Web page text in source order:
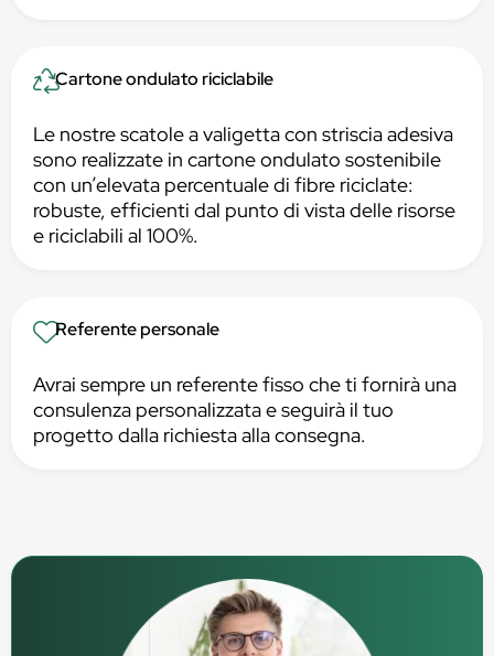
Cartone ondulato riciclabile
Le nostre scatole a valigetta con striscia adesiva
sono realizzate in cartone ondulato sostenibile
con un’elevata percentuale di fibre riciclate:
robuste, efficienti dal punto di vista delle risorse
e riciclabili al 100%.
Referente personale
Avrai sempre un referente fisso che ti fornirà una
consulenza personalizzata e seguirà il tuo
progetto dalla richiesta alla consegna.